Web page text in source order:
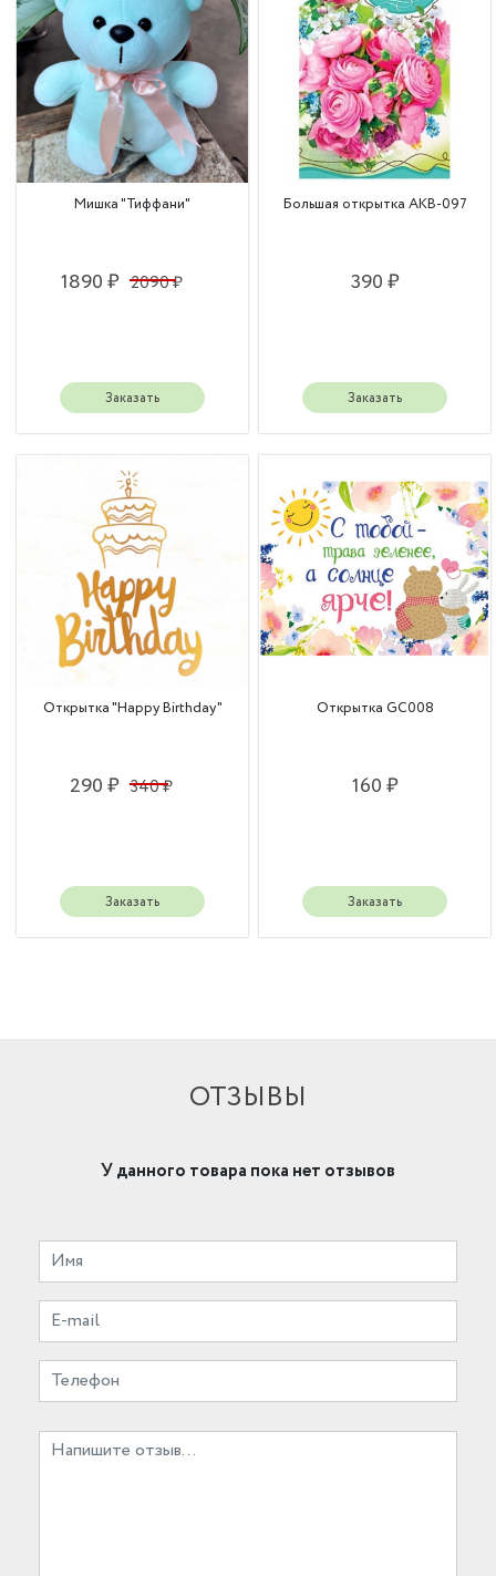
Мишка "Тиффани"
1890 ₽ 2090 ₽
Заказать
Большая открытка АКВ-097
390 ₽
Заказать
Открытка "Happy Birthday"
290 ₽ 340 ₽
Заказать
Открытка GC008
160 ₽
Заказать
ОТЗЫВЫ
У данного товара пока нет отзывов